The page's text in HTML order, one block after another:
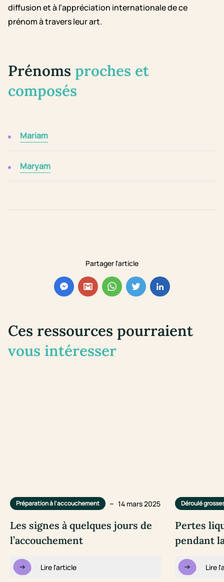
Partager l'article
diffusion et à l’appréciation internationale de ce
prénom à travers leur art.
Prénoms proches et
composés
Mariam
Maryam
Ces ressources pourraient
vous intéresser
Préparation à l'accouchement – 14 mars 2025
Les signes à quelques jours de
l’accouchement
Lire l'article
Déroulé
Pertes
pendant
Lire